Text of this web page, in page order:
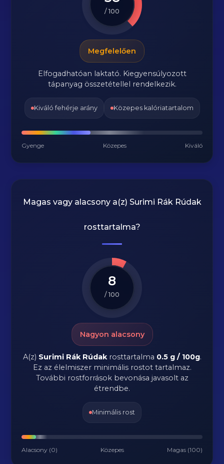
/ 100
Megfelelően
Elfogadhatóan laktató. Kiegyensúlyozott
tápanyag összetétellel rendelkezik.
Kiváló fehérje arány Közepes kalóriatartalom
Gyenge Közepes Kiváló
Magas vagy alacsony a(z) Surimi Rák Rúdak
rosttartalma?
8
/ 100
Nagyon alacsony
A(z) Surimi Rák Rúdakrosttartalma 0.5 g / 100g.
Ez az élelmiszer minimális rostot tartalmaz.
További rostforrások bevonása javasolt az
étrendbe.
Minimális rost
Alacsony (0) Közepes Magas (100)